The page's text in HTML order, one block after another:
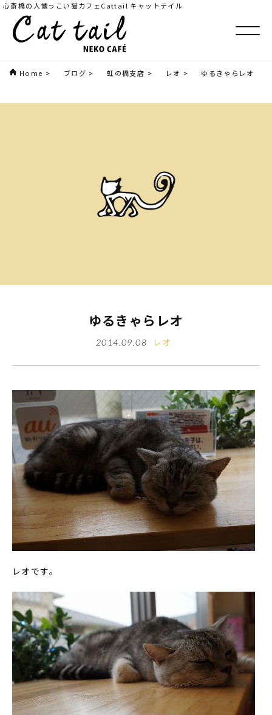
心斎橋の人懐っこい猫カフェCattail キャットテイル
Home > ブログ > 虹の橋支店 > レオ > ゆるきゃらレオ
ゆるきゃらレオ
2014.09.08 レオ
レオです。